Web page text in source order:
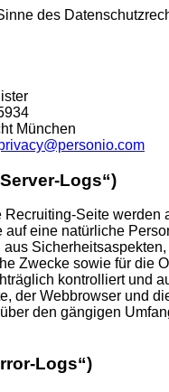
des
München
Logs“)
Recruiting-Seite
eine natürliche
Zwecke sowie für die
kontrolliert und
der Webbrowser und
den gängigen
Logs“)